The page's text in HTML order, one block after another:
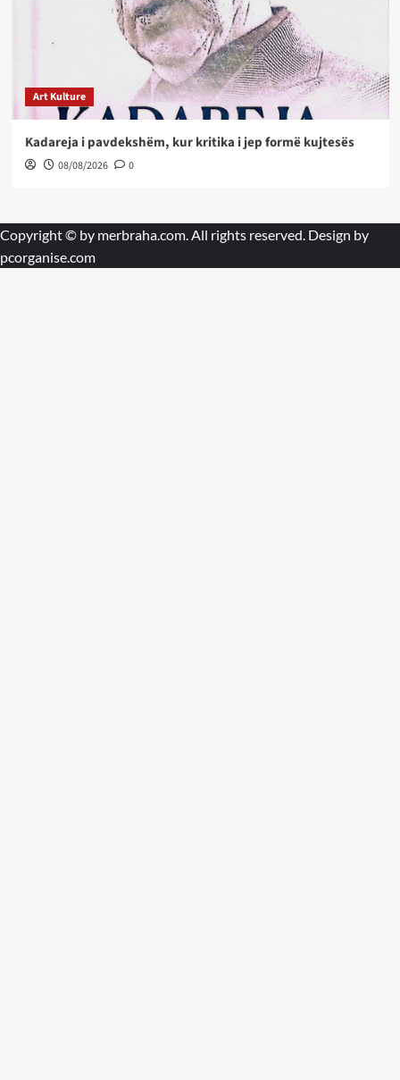
Art Kulture
Kadareja i pavdekshëm, kur kritika i jep formë kujtesës
08/08/2026 0
Copyright © by merbraha.com. All rights reserved. Design by
pcorganise.com